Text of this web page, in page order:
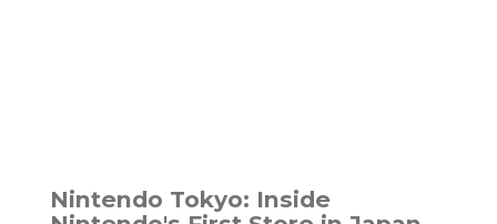
Nintendo Tokyo: Inside